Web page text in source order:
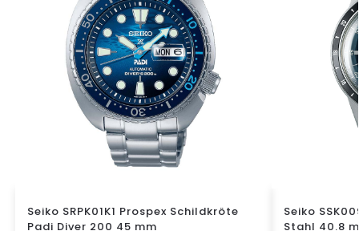
Seiko SRPK01K1 Prospex Schildkröte
Padi Diver 200 45 mm
Seiko
Stahl 40.8